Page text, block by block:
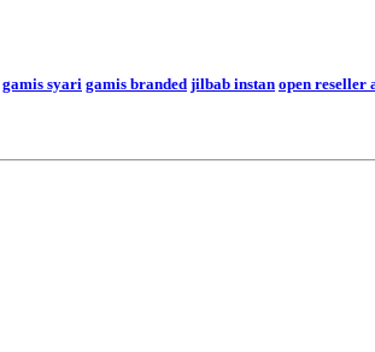
gamis syari gamis branded jilbab instan open reseller